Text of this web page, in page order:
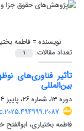
نویسنده =فاطمه
تعداد مقالات:
1
تأثیر فناوری‌های
بین‌المللی
دوره 13، شماره 26، پاییز 1404، صفحه
فاطمه بختیاری، ابوالفتح